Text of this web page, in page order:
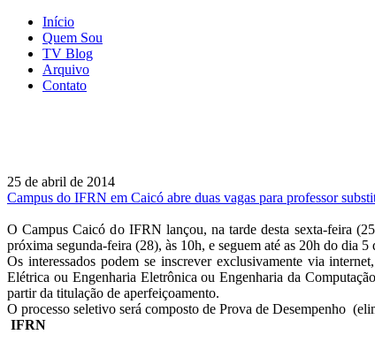
Início
Quem Sou
TV Blog
Arquivo
Contato
25 de abril de 2014
Campus do IFRN em Caicó abre duas vagas para professor
O Campus Caicó do IFRN lançou, na tarde desta sexta-feira
próxima segunda-feira (28), às 10h, e seguem até as 20h do dia
Os interessados podem se inscrever exclusivamente via
Elétrica ou Engenharia Eletrônica ou Engenharia da
partir da titulação de aperfeiçoamento.
O processo seletivo será composto de Prova de Desempenho
IFRN